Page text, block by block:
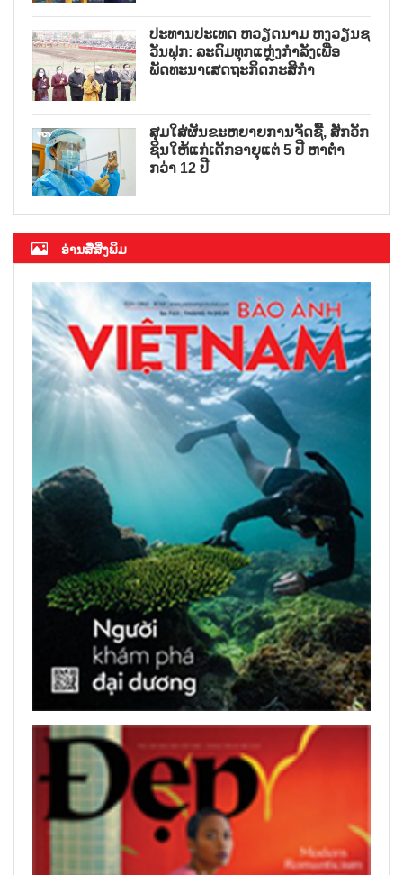
ປະທານປະເທດ ຫວຽດນາມ ຫງວຽນຊ
ວັນຟຸກ: ລະດົມທຸກແຫຼ່ງກຳລັງເພື່ອ
ພັດທະນາເສດຖະກິດກະສິກຳ
ສຸມໃສ່ຜັນຂະຫຍາຍການຈັດຊື້, ສັກວັກ
ຊິນໃຫ້ແກ່ເດັກອາຍຸແຕ່ 5 ປີ ຫາຕ່ຳ
ກວ່າ 12 ປີ
ອ່ານສື່ສິ່ງພິມ